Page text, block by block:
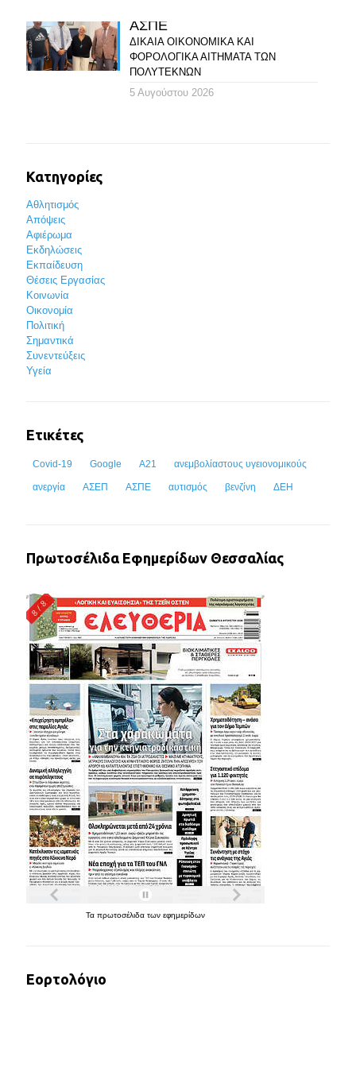
ΑΣΠΕ
ΔΙΚΑΙΑ ΟΙΚΟΝΟΜΙΚΑ ΚΑΙ
ΦΟΡΟΛΟΓΙΚΑ ΑΙΤΗΜΑΤΑ ΤΩΝ
ΠΟΛΥΤΕΚΝΩΝ
5 Αυγούστου 2026
Κατηγορίες
Αθλητισμός
Απόψεις
Αφιέρωμα
Εκδηλώσεις
Εκπαίδευση
Θέσεις Εργασίας
Κοινωνία
Οικονομία
Πολιτική
Σημαντικά
Συνεντεύξεις
Υγεία
Ετικέτες
Covid-19 Google Α21 ανεμβολίαστους υγειονομικούς
ανεργία ΑΣΕΠ ΑΣΠΕ αυτισμός βενζίνη ΔΕΗ
Πρωτοσέλιδα Εφημερίδων Θεσσαλίας
Τα πρωτοσέλιδα των εφημερίδων
Εορτολόγιο